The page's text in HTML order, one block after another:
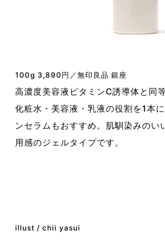
100g 3,890円／無印良品 銀座
高濃度美容液ビタミンC誘導体と同
化粧水・美容液・乳液の役割を1本
ンセラムもおすすめ。肌馴染みのい
用感のジェルタイプです。
illust / chii yasui